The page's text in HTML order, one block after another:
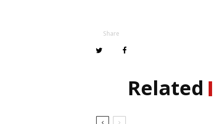
Share
Related